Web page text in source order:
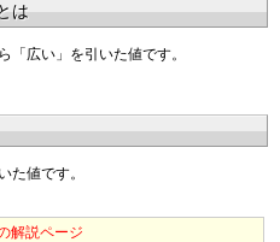
は
「広い」を引いた値です。
た値です。
解説ページ